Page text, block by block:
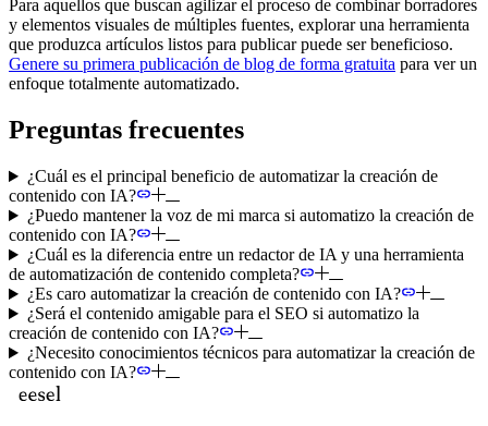
Para aquellos que buscan agilizar el proceso de combinar borradores
y elementos visuales de múltiples fuentes, explorar una herramienta
que produzca artículos listos para publicar puede ser beneficioso.
Genere su primera publicación de blog de forma gratuita para ver un
enfoque totalmente automatizado.
Preguntas frecuentes
¿Cuál es el principal beneficio de automatizar la creación de
contenido con IA?
¿Puedo mantener la voz de mi marca si automatizo la creación de
contenido con IA?
¿Cuál es la diferencia entre un redactor de IA y una herramienta
de automatización de contenido completa?
¿Es caro automatizar la creación de contenido con IA?
¿Será el contenido amigable para el SEO si automatizo la
creación de contenido con IA?
¿Necesito conocimientos técnicos para automatizar la creación de
contenido con IA?